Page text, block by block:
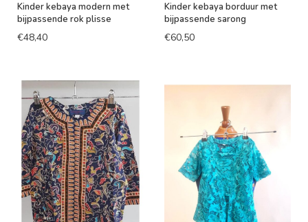
Kinder kebaya modern met
bijpassende rok plisse
€48,40
Kinder kebaya borduur met
bijpassende sarong
€60,50